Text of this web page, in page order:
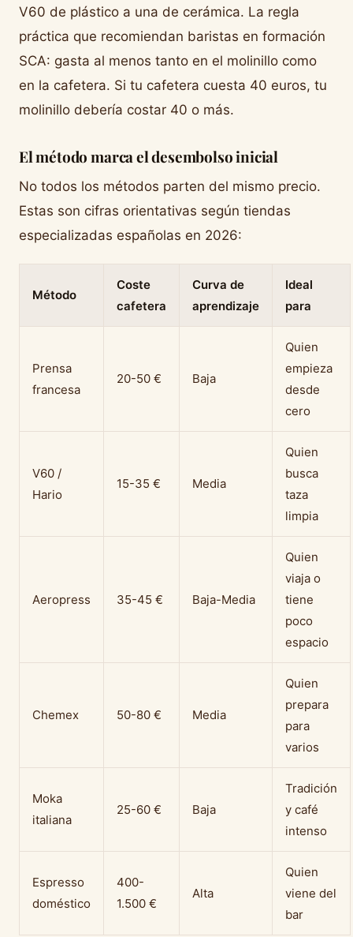
V60 de plástico a una de cerámica. La regla
práctica que recomiendan baristas en formación
SCA: gasta al menos tanto en el molinillo como
en la cafetera. Si tu cafetera cuesta 40 euros, tu
molinillo debería costar 40 o más.
El método marca el desembolso inicial
No todos los métodos parten del mismo precio.
Estas son cifras orientativas según tiendas
especializadas españolas en 2026:
Método
Coste
cafetera
Curva de
aprendizaje
Ideal
para
Prensa
francesa
20-50 € Baja
Quien
empieza
desde
cero
V60 /
Hario
15-35 € Media
Quien
busca
taza
limpia
Aeropress 35-45 € Baja-Media
Quien
viaja o
tiene
poco
espacio
Chemex 50-80 € Media
Quien
prepara
para
varios
Moka
italiana
25-60 € Baja
Tradición
y café
intenso
Espresso
doméstico
400-
1.500 €
Alta
Quien
viene del
bar